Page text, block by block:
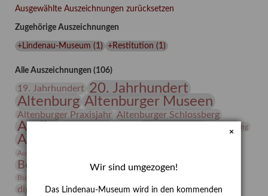
im
des
Lindenau-
Ausgewählte Auszeichnungen zurücksetzen
Zugehörige Auszeichnungen
+Lindenau-Museum (1 ) +Restitution (1 )
Alle Auszeichnungen (106)
19. Jahrhundert 20. Jahrhundert
Altenburg Altenburger Museen
Altenburger Praxisjahr Altenburger Schlossberg
Antike Asta Gröting
Ausstellung
Ausstellung „Vier Winde“
Bernhard August von Lindenau
Burg Posterstein
digitallabor Entartete Kunst
Enteignung
×
Wir sind umgezogen!
Das Lindenau-Museum wird in den kommenden